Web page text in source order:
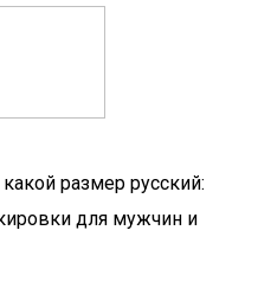
размер русский:
для мужчин и